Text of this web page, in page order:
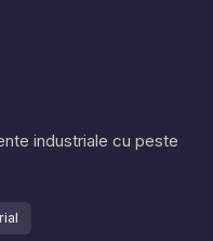
industriale cu peste